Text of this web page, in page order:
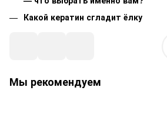
Какой кератин сгладит ёлку
Мы рекомендуем